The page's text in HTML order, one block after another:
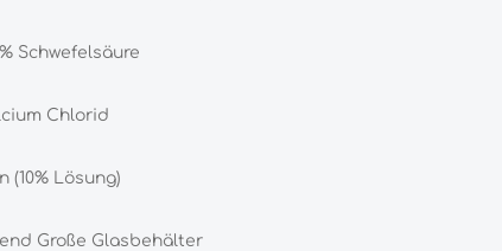
Schwefelsäure
Chlorid
(10% Lösung)
Große Glasbehälter